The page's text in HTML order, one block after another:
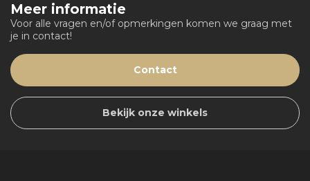
Meer informatie
Voor alle vragen en/of opmerkingen komen we graag met
je in contact!
Contact
Bekijk onze winkels